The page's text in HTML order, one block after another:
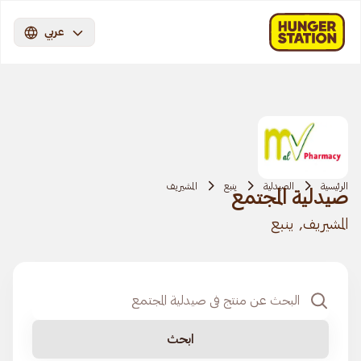
عربي
الرئيسية الصيدلية ينبع المشيريف
صيدلية المجتمع
المشيريف, ينبع
ابحث